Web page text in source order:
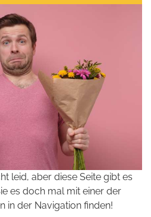
leid, aber diese Seite gibt es
es doch mal mit einer der
in der Navigation finden!